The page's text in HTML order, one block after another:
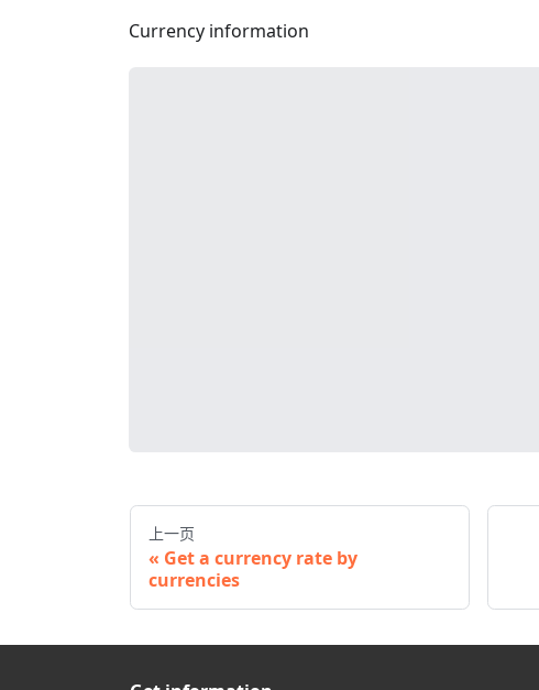
Currency information
上一页
Get a currency rate by
currencies